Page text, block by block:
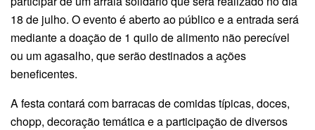
18 de julho. O evento é aberto ao público e a entrada será
mediante a doação de 1 quilo de alimento não perecível
ou um agasalho, que serão destinados a ações
beneficentes.
A festa contará com barracas de comidas típicas, doces,
chopp, decoração temática e a participação de diversos